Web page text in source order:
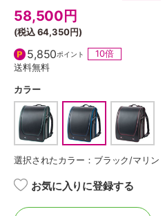
58,500 円
(税込64,350円)
5,850ポイント
10倍
送料無料
カラー
選択されたカラー：ブラック/マリン
お気に入りに登録する